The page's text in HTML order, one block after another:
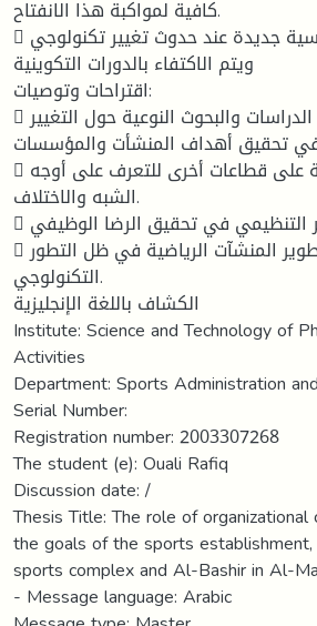
كافية لمواكبة هذا الانفتاح.
 لا تصمم برامج تدريسية جديدة عند حدوث تغيير تكنولوجي
ويتم الاكتفاء بالدورات التكوينية
اقتراحات وتوصيات:
 إجراء المزيد من الدراسات والبحوث النوعية حول التغيير
تحقيق أهداف المنشأت والمؤسسات.
 إعادة الدراسة الحالية على قطاعات أخرى للتعرف على أوجه
الشبه والاختلاف.
 دراسات لدور التغيير التنظيمي في تحقيق الرضا الوظيفي.
 تصورات مقترحة لتطوير المنشآت الرياضية في ظل التطور
التكنولوجي.
الكشاف باللغة الإنجليزية
Institute: Science and Technology of
Activities
Department: Sports Administration
Serial Number:
Registration number: 2003307268
The student (e): Ouali Rafiq
Discussion date: /
Thesis Title: The role of organizational
the goals of the sports
sports complex and Al-Bashir in Al-
- Message language: Arabic